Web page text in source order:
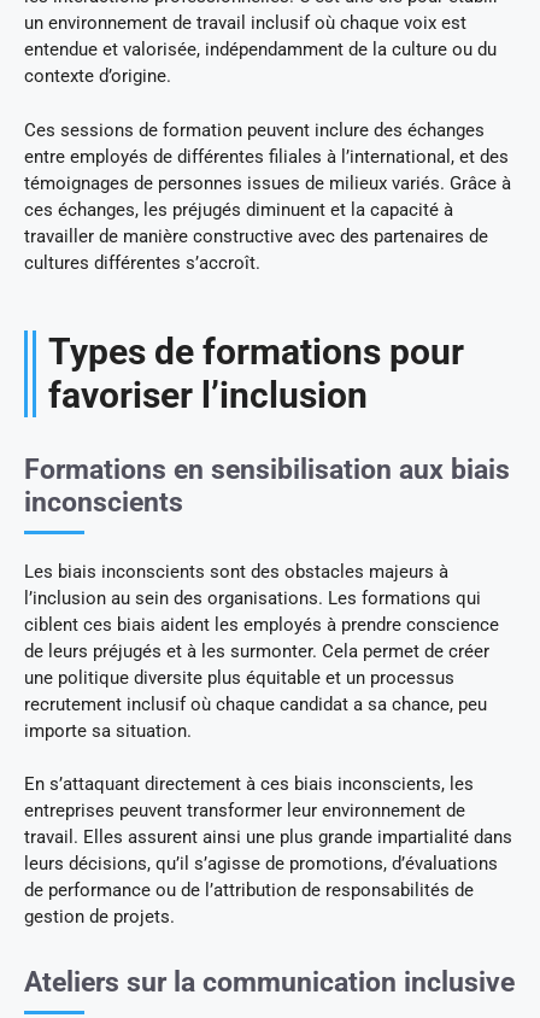
un environnement de travail inclusif où chaque voix est
entendue et valorisée, indépendamment de la culture ou du
contexte d’origine.
Ces sessions de formation peuvent inclure des échanges
entre employés de différentes filiales à l’international, et des
témoignages de personnes issues de milieux variés. Grâce à
ces échanges, les préjugés diminuent et la capacité à
travailler de manière constructive avec des partenaires de
cultures différentes s’accroît.
Types de formations pour
favoriser l’inclusion
Formations en sensibilisation aux biais
inconscients
Les biais inconscients sont des obstacles majeurs à
l’inclusion au sein des organisations. Les formations qui
ciblent ces biais aident les employés à prendre conscience
de leurs préjugés et à les surmonter. Cela permet de créer
une politique diversite plus équitable et un processus
recrutement inclusif où chaque candidat a sa chance, peu
importe sa situation.
En s’attaquant directement à ces biais inconscients, les
entreprises peuvent transformer leur environnement de
travail. Elles assurent ainsi une plus grande impartialité dans
leurs décisions, qu’il s’agisse de promotions, d’évaluations
de performance ou de l’attribution de responsabilités de
gestion de projets.
Ateliers sur la communication inclusive